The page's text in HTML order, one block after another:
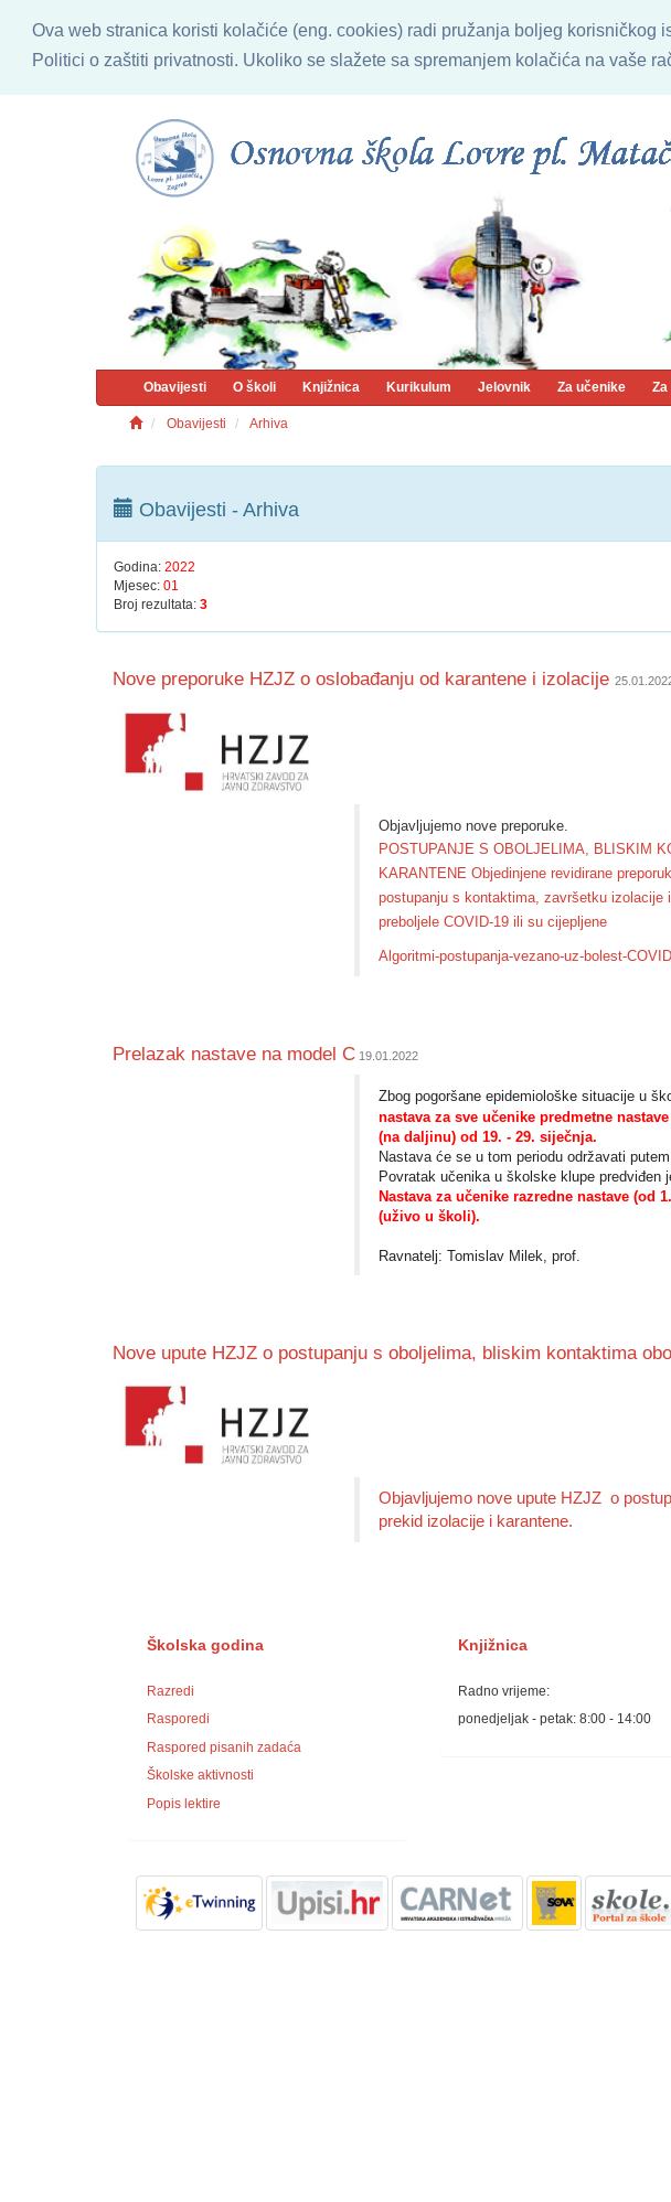
Ova web stranica koristi kolačiće (eng. cookies) radi pružanja boljeg
Politici o zaštiti privatnosti. Ukoliko se slažete sa spremanjem kolačića na vaše
Obavijesti O školi Knjižnica Kurikulum Jelovnik Za učenike
Obavijesti Arhiva
Obavijesti - Arhiva
Godina: 2022
Mjesec: 01
Broj rezultata: 3
​Nove preporuke HZJZ o oslobađanju od karantene i izolacije
Objavljujemo nove preporuke.
POSTUPANJE S OBOLJELIMA, BLISKIM
KARANTENE Objedinjene revidirane
postupanju s kontaktima, završetku
preboljele COVID-19 ili su cijepljene
Algoritmi-postupanja-vezano-uz-bolest-
Prelazak nastave na model C 19.01.2022
Zbog pogoršane epidemiološke situacije u
nastava za sve učenike predmetne
(na daljinu) od 19. - 29. siječnja.
Nastava će se u tom periodu održavati
Povratak učenika u školske klupe predviđen
Nastava za učenike razredne nastave (od
(uživo u školi).
Ravnatelj: Tomislav Milek, prof.
Nove upute HZJZ o postupanju s oboljelima, bliskim kontaktima
​Objavljujemo nove upute HZJZ o
prekid izolacije i karantene.
Školska godina
Razredi
Rasporedi
Raspored pisanih zadaća
Školske aktivnosti
Popis lektire
Knjižnica
Radno vrijeme:
ponedjeljak - petak: 8:00 - 14:00